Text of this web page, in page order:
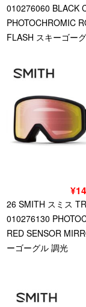
010276060 BLACK
PHOTOCHROMIC
FLASH スキーゴー
26 SMITH スミス
010276130
RED SENSOR
ーゴーグル 調光